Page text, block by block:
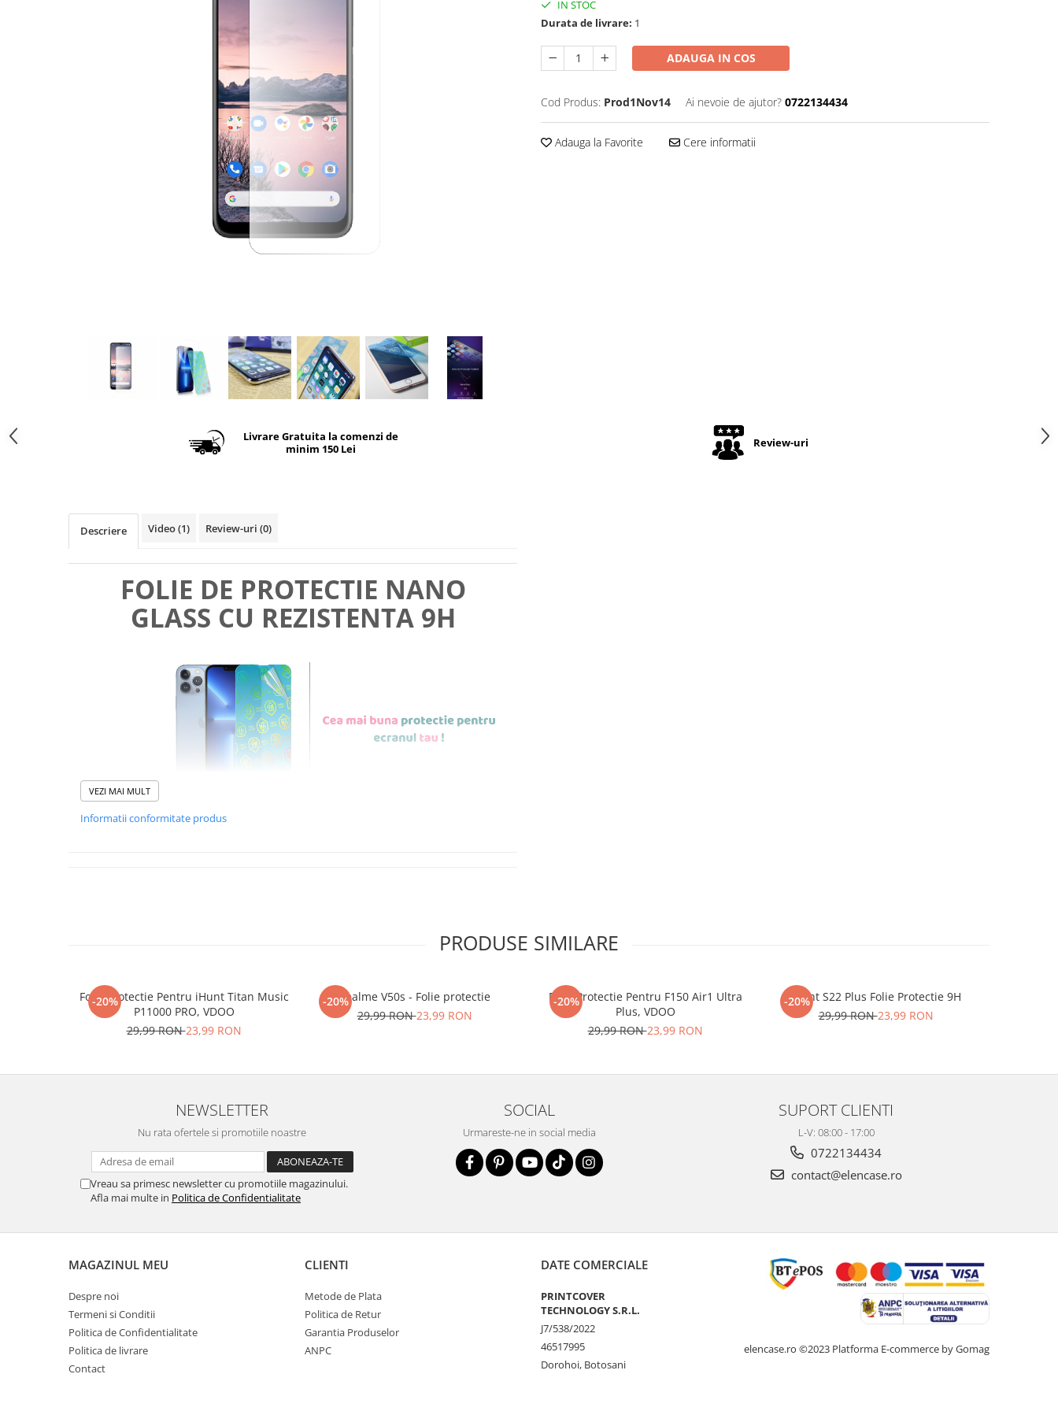
IN STOC
Durata de livrare: 1
ADAUGA IN COS
Cod Produs: Prod1Nov14 Ai nevoie de ajutor? 0722134434
Adauga la Favorite Cere informatii
Livrare Gratuita la comenzi de
minim 150 Lei
Review-uri
Descriere Video(1) Review-uri (0)
FOLIE DE PROTECTIE NANO
GLASS CU REZISTENTA 9H
Materialul folosit in producerea foliilorNU
Nano Glass flexibil.
Acestagaranteazaca NU SE SPARGEin
mii de cioburi ascutite si periculoase.
Nu numai ca este rezistenta la zgarieturi si
spargere, ci siINTARESTE ecranul!
Folia avand rezistenta 9H la zgarieturi,
asigura si un aspect imaculat ecranului pe
Nu modifica in nici un felfunctionalitatea
normala si utilizarea confortabila a
telefonului.
VEZI MAI MULT
Informatii conformitate produs
PRODUSE SIMILARE
-20%
Folie Protectie Pentru iHunt Titan Music
P11000 PRO, VDOO
29,99 RON23,99 RON
-20%Realme V50s - Folie protectie
29,99 RON23,99 RON
-20%
Folie Protectie Pentru F150 Air1 Ultra
Plus, VDOO
29,99 RON23,99 RON
-20%
iHunt S22 Plus Folie Protectie 9H
29,99 RON23,99 RON
NEWSLETTER
Nu rata ofertele si promotiile noastre
Vreau sa primesc newsletter cu promotiile magazinului.
Afla mai multe in Politica de Confidentialitate
SOCIAL
Urmareste-ne in social media
SUPORT CLIENTI
L-V: 08:00 - 17:00
0722134434
contact@elencase.ro
MAGAZINUL MEU
Despre noi
Termeni si Conditii
Politica de Confidentialitate
Politica de livrare
Contact
CLIENTI
Metode de Plata
Politica de Retur
Garantia Produselor
ANPC
DATE COMERCIALE
PRINTCOVER
TECHNOLOGY S.R.L.
J7/538/2022
46517995
Dorohoi, Botosani
elencase.ro ©2023 Platforma E-commerce by Gomag